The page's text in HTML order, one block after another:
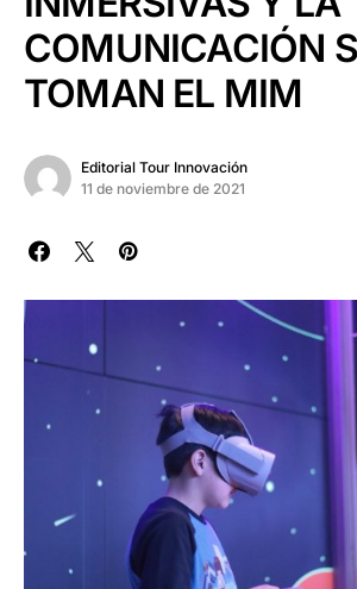
COMUNICACIÓN
TOMAN EL MIM
Editorial Tour Innovación
11 de noviembre de 2021